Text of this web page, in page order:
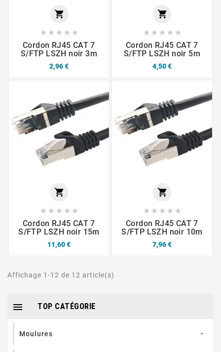

    
Cordon RJ45 CAT 7
S/FTP LSZH noir 3m
2,96 €

    
Cordon RJ45 CAT 7
S/FTP LSZH noir 5m
4,50 €

    
Cordon RJ45 CAT 7
S/FTP LSZH noir 15m
11,60 €

    
Cordon RJ45 CAT 7
S/FTP LSZH noir 10m
7,96 €
Affichage 1-12 de 12 article(s)
TOP CATÉGORIE

Moulures 